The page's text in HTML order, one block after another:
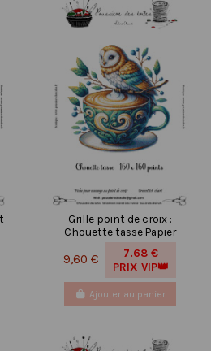
Grille point de croix :
Chouette tasse Papier
9,60 €
7.68 €
PRIX VIP👑
Ajouter au panier